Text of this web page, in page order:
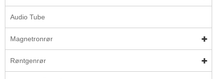
Audio Tube
Magnetronrør
Røntgenrør